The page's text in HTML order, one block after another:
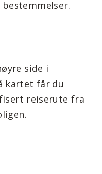
side i
kartet får du
reiserute fra